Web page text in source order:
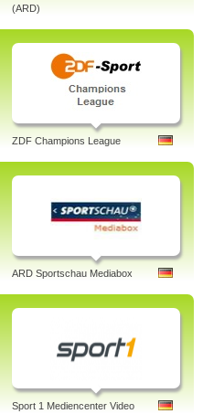
(ARD)
ZDF Champions League
ARD Sportschau Mediabox
Sport 1 Mediencenter Video